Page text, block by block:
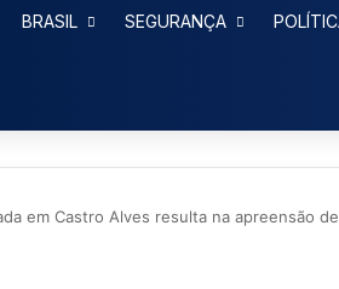
BRASIL SEGURANÇA
em Castro Alves resulta na apreensão